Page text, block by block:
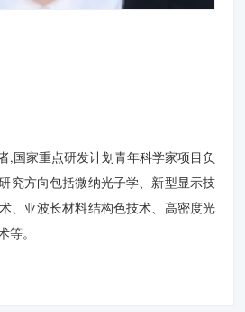
,国家重点研发计划青年科学家项目负
究方向包括微纳光子学、新型显示技
、亚波长材料结构色技术、高密度光
。